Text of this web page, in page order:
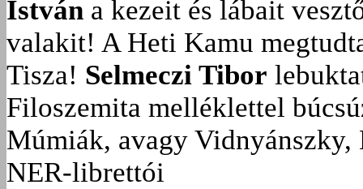
István a kezeit és lábait
valakit! A Heti Kamu
Tisza! Selmeczi Tibor
Filoszemita melléklettel
Múmiák, avagy Vidnyánszky,
NER-librettói